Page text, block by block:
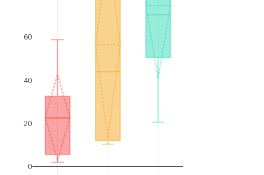
0
20
40
60